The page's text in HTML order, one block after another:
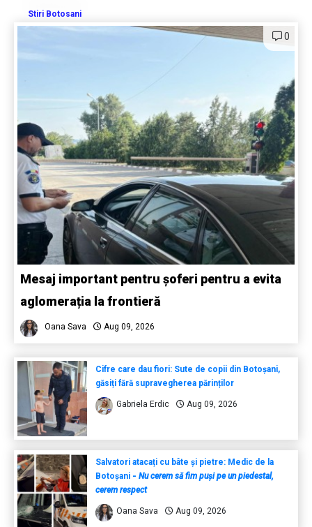
Stiri Botosani
0
Mesaj important pentru șoferi pentru a evita
aglomerația la frontieră
Oana Sava Aug 09, 2026
Cifre care dau fiori: Sute de copii din Botoșani,
găsiți fără supravegherea părinților
Gabriela Erdic Aug 09, 2026
Salvatori atacați cu bâte și pietre: Medic de la
Botoșani - Nu cerem să fim puși pe un piedestal,
cerem respect
Oana Sava Aug 09, 2026